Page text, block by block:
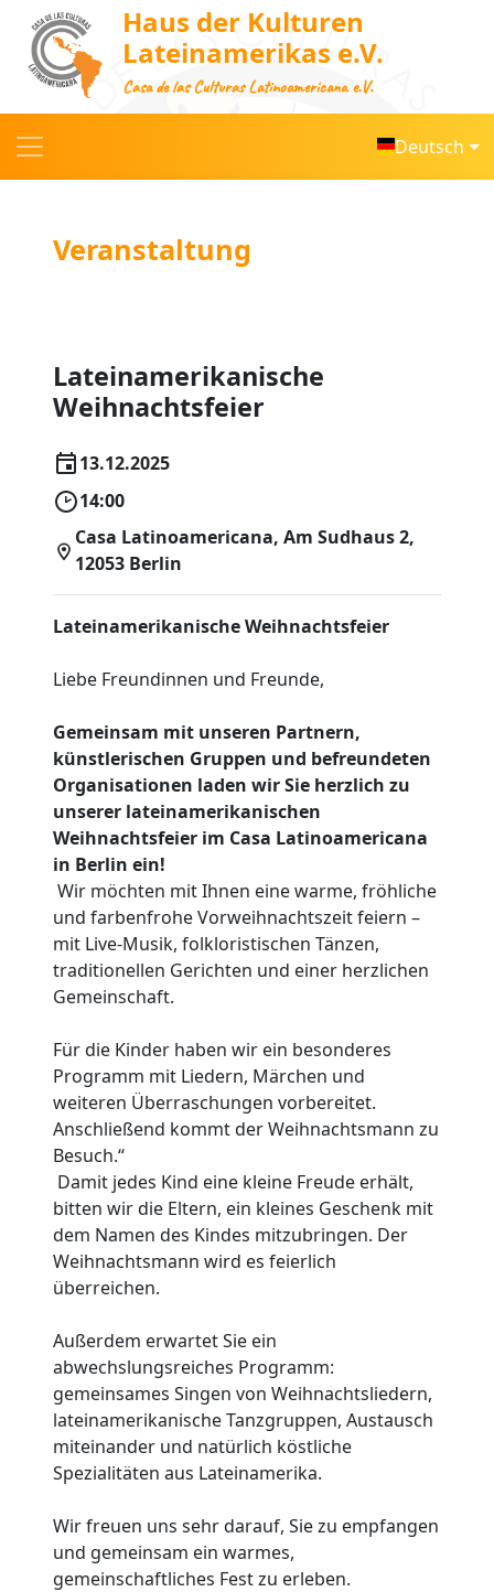
Haus der Kulturen
Lateinamerikas e.V.
Casa de las Culturas Latinoamericana e.V.
Deutsch
Veranstaltung
Lateinamerikanische
Weihnachtsfeier
13.12.2025
14:00
Casa Latinoamericana, Am Sudhaus 2,
12053 Berlin
Lateinamerikanische Weihnachtsfeier
Liebe Freundinnen und Freunde,
Gemeinsam mit unseren Partnern,
künstlerischen Gruppen und befreundeten
Organisationen laden wir Sie herzlich zu
unserer lateinamerikanischen
Weihnachtsfeier im Casa Latinoamericana
in Berlin ein!
Wir möchten mit Ihnen eine warme, fröhliche
und farbenfrohe Vorweihnachtszeit feiern –
mit Live-Musik, folkloristischen Tänzen,
traditionellen Gerichten und einer herzlichen
Gemeinschaft.
Für die Kinder haben wir ein besonderes
Programm mit Liedern, Märchen und
weiteren Überraschungen vorbereitet.
Anschließend kommt der Weihnachtsmann zu
Besuch.“
Damit jedes Kind eine kleine Freude erhält,
bitten wir die Eltern, ein kleines Geschenk mit
dem Namen des Kindes mitzubringen. Der
Weihnachtsmann wird es feierlich
überreichen.
Außerdem erwartet Sie ein
abwechslungsreiches Programm:
gemeinsames Singen von Weihnachtsliedern,
lateinamerikanische Tanzgruppen, Austausch
miteinander und natürlich köstliche
Spezialitäten aus Lateinamerika.
Wir freuen uns sehr darauf, Sie zu empfangen
und gemeinsam ein warmes,
gemeinschaftliches Fest zu erleben.